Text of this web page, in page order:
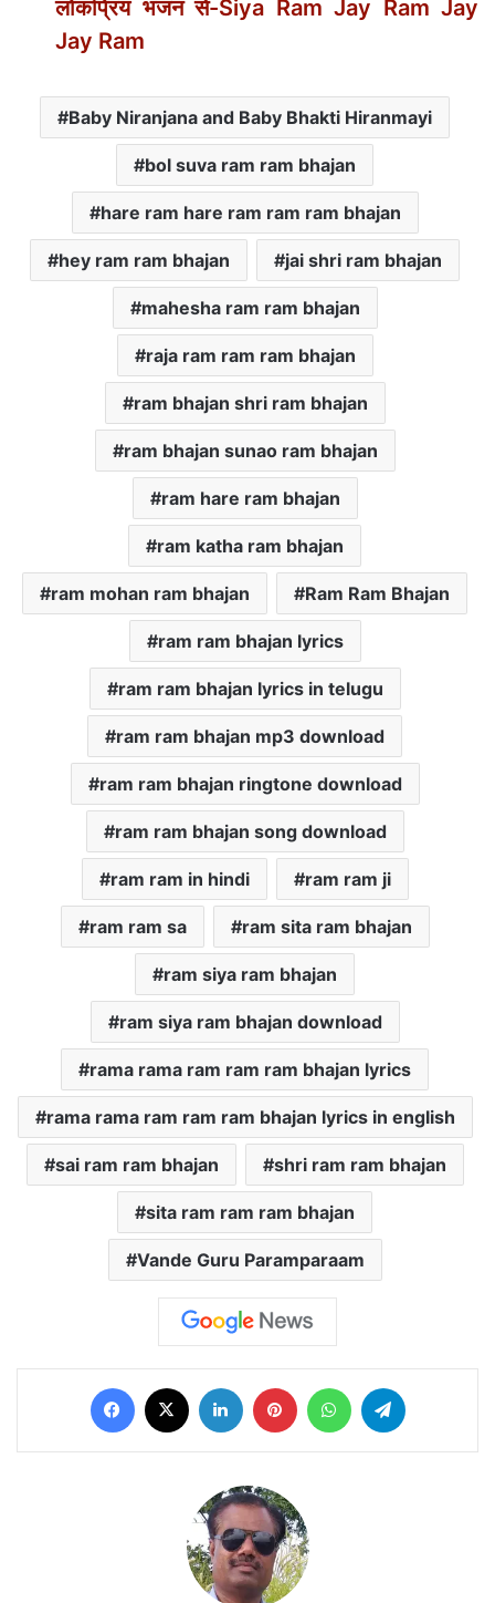
लोकप्रिय भजन से-Siya Ram Jay Ram Jay
Jay Ram
Baby Niranjana and Baby Bhakti Hiranmayi
bol suva ram ram bhajan
hare ram hare ram ram ram bhajan
hey ram ram bhajan jai shri ram bhajan
mahesha ram ram bhajan
raja ram ram ram bhajan
ram bhajan shri ram bhajan
ram bhajan sunao ram bhajan
ram hare ram bhajan
ram katha ram bhajan
ram mohan ram bhajan Ram Ram Bhajan
ram ram bhajan lyrics
ram ram bhajan lyrics in telugu
ram ram bhajan mp3 download
ram ram bhajan ringtone download
ram ram bhajan song download
ram ram in hindi ram ram ji
ram ram sa ram sita ram bhajan
ram siya ram bhajan
ram siya ram bhajan download
rama rama ram ram ram bhajan lyrics
rama rama ram ram ram bhajan lyrics in english
sai ram ram bhajan shri ram ram bhajan
sita ram ram ram bhajan
Vande Guru Paramparaam
Facebook LinkedIn PinterestWhatsApp